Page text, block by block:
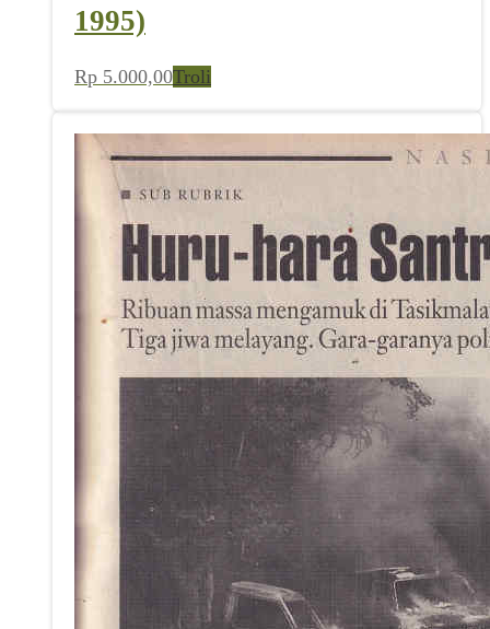
1995)
Rp 5.000,00Troli